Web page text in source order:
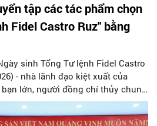
tập các tác phẩm chọn
Fidel Castro Ruz" bằng
sinh Tổng Tư lệnh Fidel Castro
- nhà lãnh đạo kiệt xuất của
lớn, người đồng chí thủy chung
dân Việt Nam, chiều 5/8, tại Hà
trị quốc gia Sự thật phối hợp với